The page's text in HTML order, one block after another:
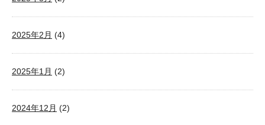
2025年2月 (4)
2025年1月 (2)
2024年12月 (2)